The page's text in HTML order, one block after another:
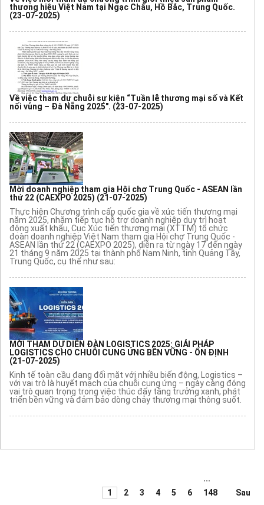
thương hiệu Việt Nam tại Ngạc Châu, Hồ Bắc, Trung Quốc.
(23-07-2025)
Về việc tham dự chuỗi sự kiện “Tuần lễ thương mại số và Kết
nối vùng – Đà Nẵng 2025". (23-07-2025)
Mời doanh nghiệp tham gia Hội chợ Trung Quốc - ASEAN lần
thứ 22 (CAEXPO 2025) (21-07-2025)
Thực hiện Chương trình cấp quốc gia về xúc tiến thương mại
năm 2025, nhằm tiếp tục hỗ trợ doanh nghiệp duy trì hoạt
động xuất khẩu, Cục Xúc tiến thương mại (XTTM) tổ chức
đoàn doanh nghiệp Việt Nam tham gia Hội chợ Trung Quốc -
ASEAN lần thứ 22 (CAEXPO 2025), diễn ra từ ngày 17 đến ngày
21 tháng 9 năm 2025 tại thành phố Nam Ninh, tỉnh Quảng Tây,
Trung Quốc, cụ thể như sau:
MỜI THAM DỰ DIỄN ĐÀN LOGISTICS 2025: GIẢI PHÁP
LOGISTICS CHO CHUỖI CUNG ỨNG BỀN VỮNG - ỔN ĐỊNH
(21-07-2025)
Kinh tế toàn cầu đang đối mặt với nhiều biến động, Logistics –
với vai trò là huyết mạch của chuỗi cung ứng – ngày càng đóng
vai trò quan trọng trong việc thúc đẩy tăng trưởng xanh, phát
triển bền vững và đảm bảo dòng chảy thương mại thông suốt.
1 2 3 4 5 6
...
148
Sau